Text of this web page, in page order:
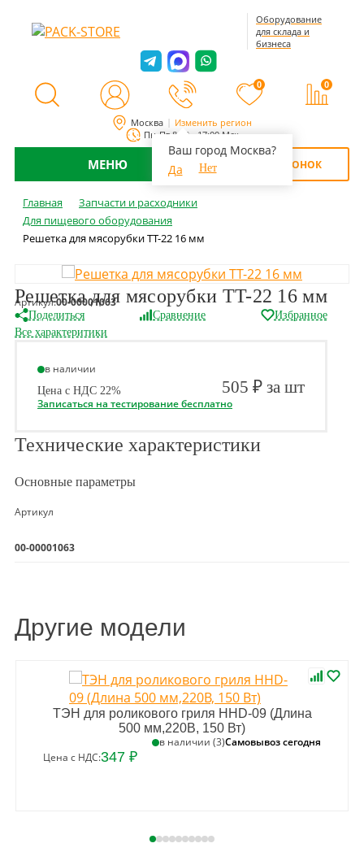
Москва Изменить регион
Ваш город Москва?
Да
Нет
Пн-Пт 8:00 - 17:00 Мск
Оборудование
для склада и
бизнеса
0 0
МЕНЮ ОБРАТНЫЙ ЗВОНОК
Главная
Запчасти и расходники
Для пищевого оборудования
Решетка для мясорубки TT-22 16 мм
Решетка для мясорубки TT-22 16 мм
Артикул:00-00001063
Поделиться Сравнение
Избранное
Все характеритики
в наличии
Цена с НДС 22% 505 ₽ за шт
Записаться на тестирование бесплатно
Технические характеристики
Основные параметры
Артикул
00-00001063
Другие модели
ТЭН для роликового гриля HHD-09 (Длина
500 мм,220В, 150 Вт)
в наличии (3)Самовывоз сегодня
Цена с НДС:347 ₽